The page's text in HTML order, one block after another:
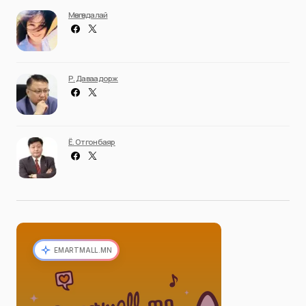
Мөнгөндалай
Р. Даваадорж
Ё. Отгонбаяр
EMARTMALL.MN